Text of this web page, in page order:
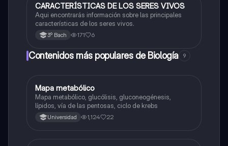
Biología
CARACTERÍSTICAS DE LOS SERES VIVOS
Aqui encontrarás información sobre las principales
características de los seres vivos.
3º Bach 171 6
Contenidos más populares de Biología 9
Biología
Mapa metabólico
Mapa metabólico, glucólisis, gluconeogénesis,
lípidos, vía de las pentosas, ciclo de krebs
Universidad 1,124 22